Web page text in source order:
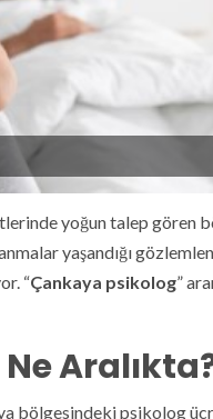
yoğun talep gören
yaşandığı
“Çankaya psikolog”
bölgesindeki psikolog